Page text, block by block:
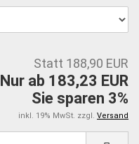
Statt 188,90 EUR
Nur ab 183,23 EUR
Sie sparen 3%
inkl. 19% MwSt. zzgl. Versand